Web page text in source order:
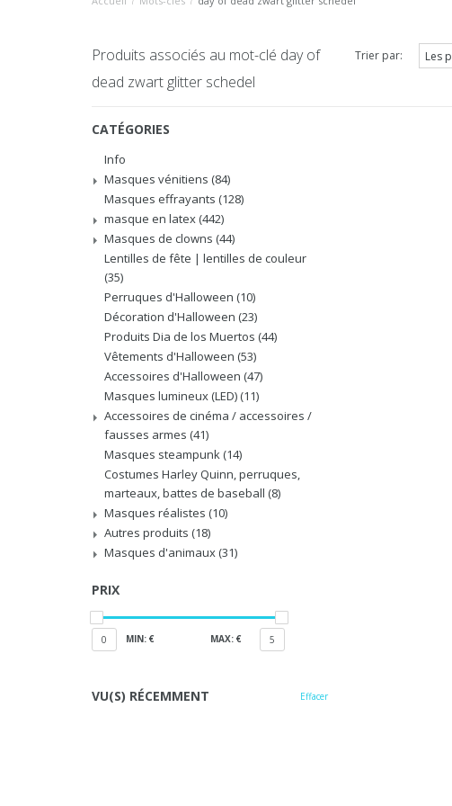
Produits associés au mot-clé day of
dead zwart glitter schedel
Trier par:
CATÉGORIES
Info
Masques vénitiens (84)
Masques effrayants (128)
masque en latex (442)
Masques de clowns (44)
Lentilles de fête | lentilles de couleur
(35)
Perruques d'Halloween (10)
Décoration d'Halloween (23)
Produits Dia de los Muertos (44)
Vêtements d'Halloween (53)
Accessoires d'Halloween (47)
Masques lumineux (LED) (11)
Accessoires de cinéma / accessoires /
fausses armes (41)
Masques steampunk (14)
Costumes Harley Quinn, perruques,
marteaux, battes de baseball (8)
Masques réalistes (10)
Autres produits (18)
Masques d'animaux (31)
PRIX
0 MIN: € MAX: € 5
VU(S) RÉCEMMENT Effacer